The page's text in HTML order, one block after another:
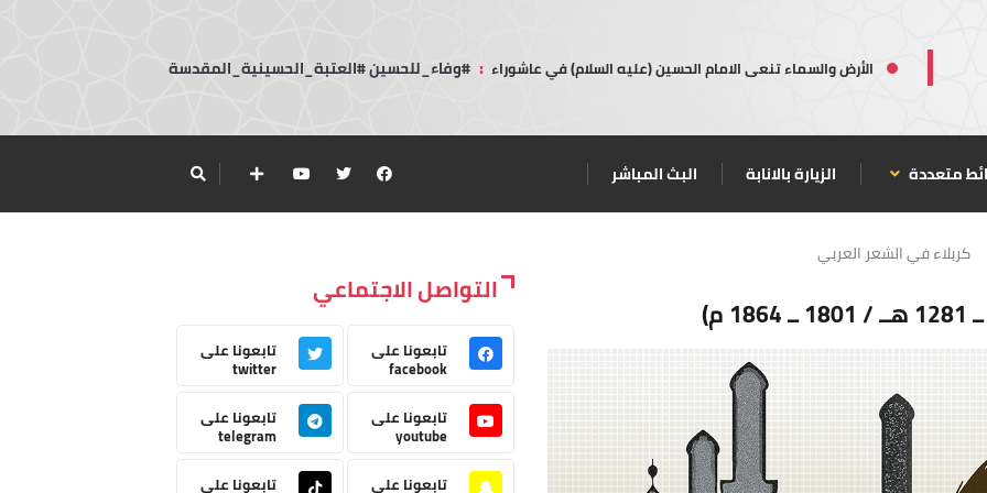
الأرض والسماء تنعى الامام الحسين (عليه السلام) في عاشوراء : #وفاء_للحسين #العتبة_الحسينية_المقدسة
متعددة الزيارة بالانابة البث المباشر
كربلاء في الشعر العربي
التواصل الاجتماعي
تابعونا على
facebook
تابعونا على
twitter
تابعونا على
youtube
تابعونا على
telegram
تابعونا على
تابعونا على